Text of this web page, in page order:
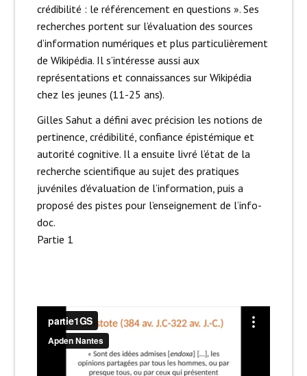
crédibilité : le référencement en questions ». Ses
recherches portent sur l’évaluation des sources
d’information numériques et plus particulièrement
de Wikipédia. Il s’intéresse aussi aux
représentations et connaissances sur Wikipédia
chez les jeunes (11-25 ans).
Gilles Sahut a défini avec précision les notions de
pertinence, crédibilité, confiance épistémique et
autorité cognitive. Il a ensuite livré l’état de la
recherche scientifique au sujet des pratiques
juvéniles d’évaluation de l’information, puis a
proposé des pistes pour l’enseignement de l’info-
doc.
Partie 1